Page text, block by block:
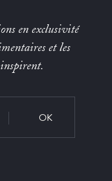
en exclusivité
et les
OK